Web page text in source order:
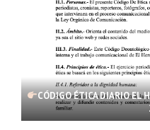
CÓDIGO ÉTICA DIARIO EL